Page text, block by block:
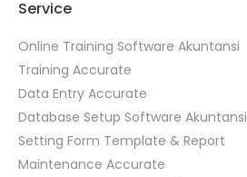
Service
Online Training Software Akuntansi
Training Accurate
Data Entry Accurate
Database Setup Software Akuntansi
Setting Form Template & Report
Maintenance Accurate